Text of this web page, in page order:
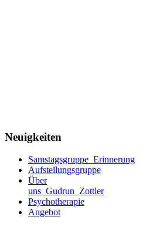
Neuigkeiten
Samstagsgruppe_Erinnerung
Aufstellungsgruppe
Über
uns_Gudrun_Zottler
Psychotherapie
Angebot